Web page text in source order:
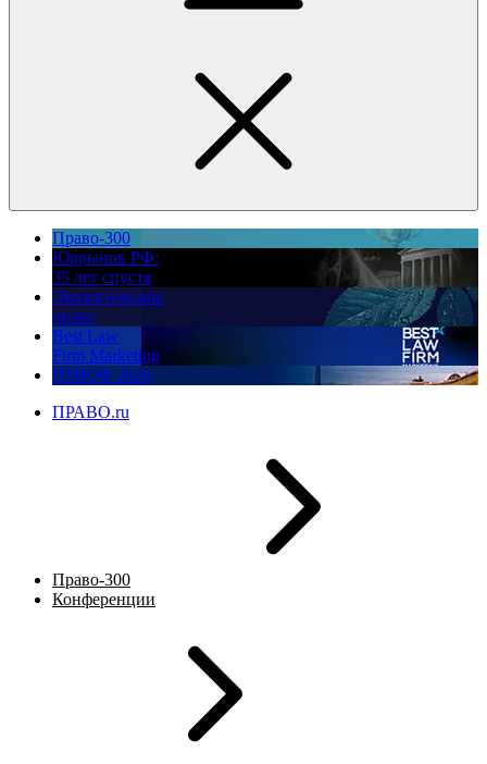
Право-300
Юррынок РФ:
35 лет спустя
Экологическое
право
Best Law
Firm Marketing
ПМЮФ 2026
ПРАВО.ru
Право-300
Конференции